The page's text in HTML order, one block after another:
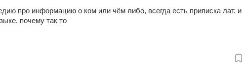
про информацию о ком или чём либо, всегда есть приписка лат. и
почему так то